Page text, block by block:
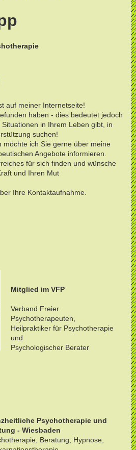
auf meiner Internetseite!
haben - dies bedeutet jedoch
in Ihrem Leben gibt, in
suchen!
möchte ich Sie gerne über meine
Angebote informieren.
für sich finden und wünsche
und Ihren Mut
Ihre Kontaktaufnahme.
Mitglied im VFP
Verband Freier
Psychotherapeuten,
Heilpraktiker für Psychotherapie
und
Psychologischer Berater
Psychotherapie und
- Wiesbaden
Beratung, Hypnose,